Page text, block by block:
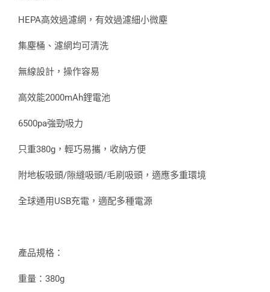
HEPA高效過濾網，有效過濾細小微塵
集塵桶、濾網均可清洗
無線設計，操作容易
高效能2000mAh鋰電池
6500pa強勁吸力
只重380g，輕巧易攜，收納方便
附地板吸頭/隙縫吸頭/毛刷吸頭，適應多重環境
全球通用USB充電，適配多種電源
產品規格：
重量：380g